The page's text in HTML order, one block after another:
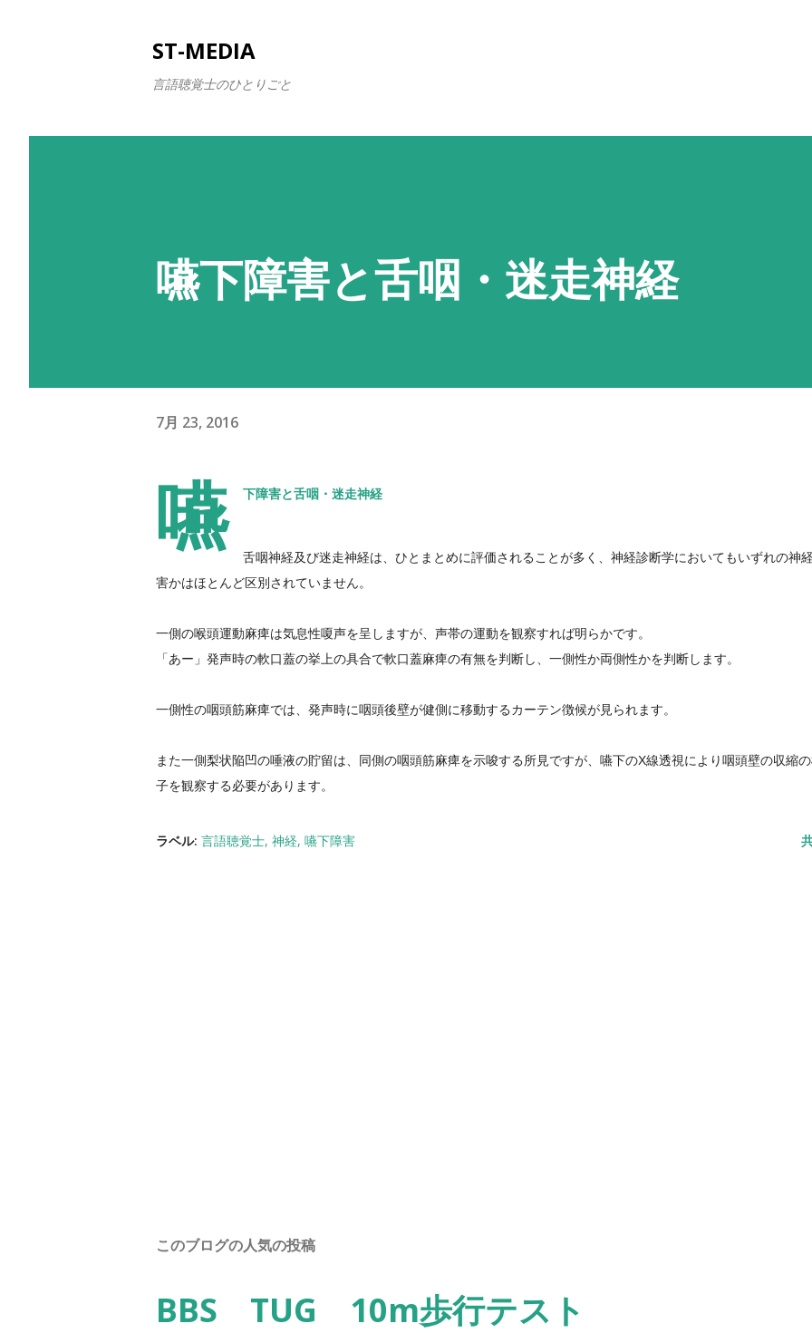
ST-MEDIA
言語聴覚士のひとりごと
嚥下障害と舌咽・迷走神経
7月 23, 2016
嚥 下障害と舌咽・迷走神経
舌咽神経及び迷走神経は、ひとまとめに評価されることが多く、 神経診断学においてもいずれの神
害かはほとんど区別されていません。
一側の喉頭運動麻痺は気息性嗄声を呈しますが、 声帯の運動を観察すれば明らかです。
「あー」 発声時の軟口蓋の挙上の具合で軟口蓋麻痺の有無を判断し、 一側性か両側性かを判断します。
一側性の咽頭筋麻痺では、 発声時に咽頭後壁が健側に移動するカーテン徴候が見られます。
また一側梨状陥凹の唾液の貯留は、 同側の咽頭筋麻痺を示唆する所見ですが、 嚥下のX線透視により咽頭壁の収縮
子を観察する必要があります。
ラベル: 言語聴覚士 神経 嚥下障害
このブログの人気の投稿
BBS TUG 10m歩行テスト